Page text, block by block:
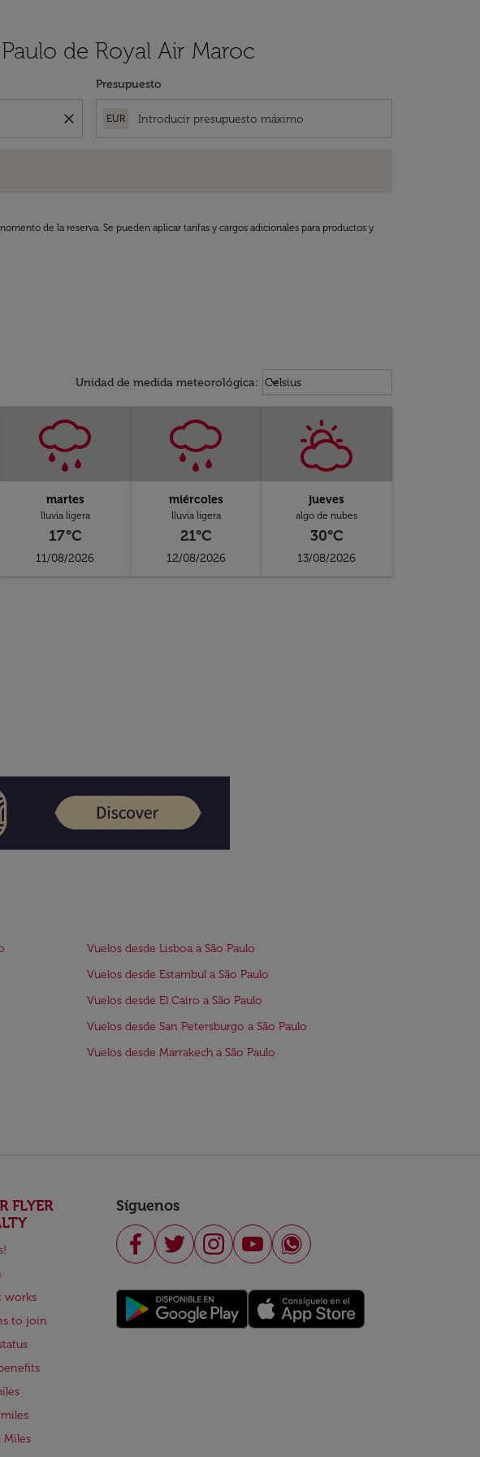
de Royal Air Maroc
close
Presupuesto
EUR
de la reserva. Se pueden aplicar tarifas y cargos adicionales para productos y
Unidad de medida meteorológica: Weather unit option Celsius
Celsius
keyboard_arrow_down
martes
lluvia ligera
17°C
11/08/2026
miércoles
lluvia ligera
21°C
12/08/2026
jueves
algo de nubes
30°C
13/08/2026
Vuelos desde Lisboa a São Paulo
Vuelos desde Estambul a São Paulo
Vuelos desde El Cairo a São Paulo
Vuelos desde San Petersburgo a São Paulo
Vuelos desde Marrakech a São Paulo
FLYER
works
to join
Miles
Síguenos